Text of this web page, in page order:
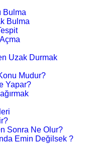
Bulma
Bulma
Uzak Durmak
Mudur?
Yapar?
Sonra Ne Olur?
Emin Değilsek ?